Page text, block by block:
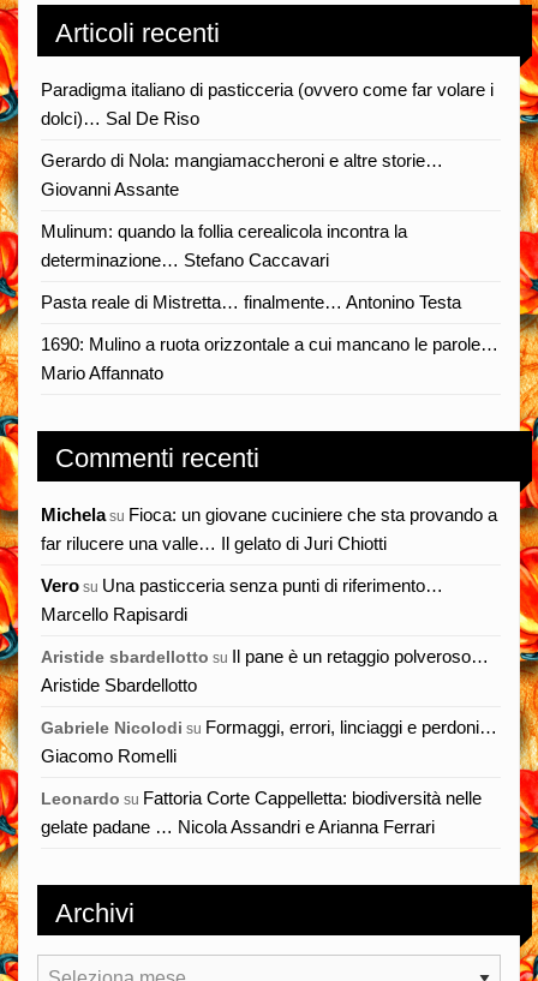
Articoli recenti
Paradigma italiano di pasticceria (ovvero come far volare i
dolci)… Sal De Riso
Gerardo di Nola: mangiamaccheroni e altre storie…
Giovanni Assante
Mulinum: quando la follia cerealicola incontra la
determinazione… Stefano Caccavari
Pasta reale di Mistretta… finalmente… Antonino Testa
1690: Mulino a ruota orizzontale a cui mancano le parole…
Mario Affannato
Commenti recenti
Michelasu Fioca: un giovane cuciniere che sta provando a
far rilucere una valle… Il gelato di Juri Chiotti
Vero su Una pasticceria senza punti di riferimento…
Marcello Rapisardi
Aristide sbardellotto su Il pane è un retaggio polveroso…
Aristide Sbardellotto
Gabriele Nicolodi su Formaggi, errori, linciaggi e perdoni…
Giacomo Romelli
Leonardo su Fattoria Corte Cappelletta: biodiversità nelle
gelate padane … Nicola Assandri e Arianna Ferrari
Archivi
Archivi